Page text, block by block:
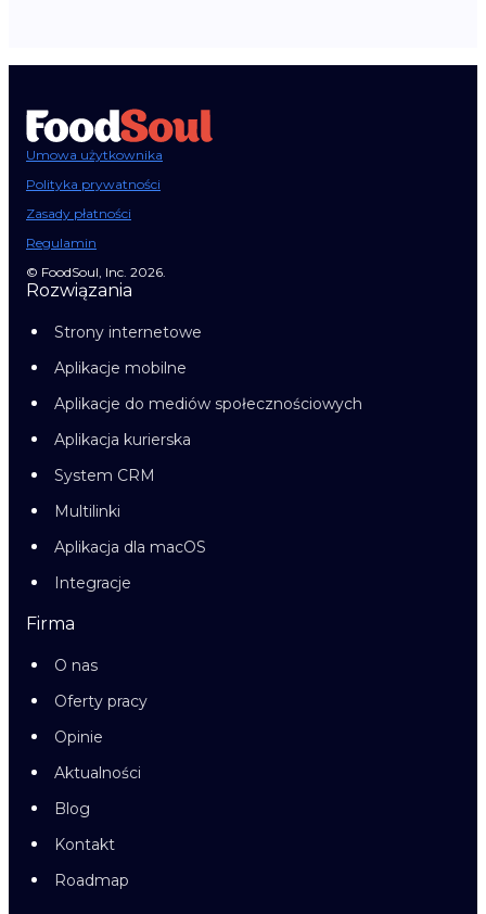
Umowa użytkownika
Polityka prywatności
Zasady płatności
Regulamin
© FoodSoul, Inc. 2026.
Rozwiązania
Strony internetowe
Aplikacje mobilne
Aplikacje do mediów społecznościowych
Aplikacja kurierska
System CRM
Multilinki
Aplikacja dla macOS
Integracje
Firma
O nas
Oferty pracy
Opinie
Aktualności
Blog
Kontakt
Roadmap